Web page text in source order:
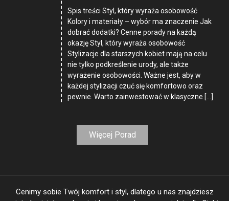
Spis treści Styl, który wyraża osobowość
Kolory i materiały – wybór ma znaczenie Jak
dobrać dodatki? Cenne porady na każdą
okazję Styl, który wyraża osobowość
Stylizacje dla starszych kobiet mają na celu
nie tylko podkreślenie urody, ale także
wyrażenie osobowości. Ważne jest, aby w
każdej stylizacji czuć się komfortowo oraz
pewnie. Warto zainwestować w klasyczne […]
Więcej Porad
Cenimy sobie Twój komfort i styl, dlatego u nas znajdziesz